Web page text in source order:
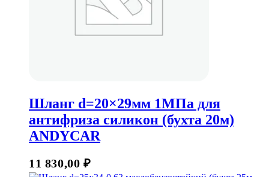
Шланг d=20×29мм 1МПа для
антифриза силикон (бухта 20м)
ANDYCAR
11 830,00 ₽